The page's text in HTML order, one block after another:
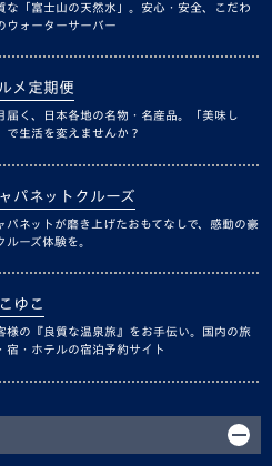
な「富士山の天然水」。安心・安全、こだわ
ウォーターサーバー
メ定期便
届く、日本各地の名物・名産品。「美味し
で生活を変えませんか？
パネットクルーズ
パネットが磨き上げたおもてなしで、感動の豪
ルーズ体験を。
ゆこ
様の『良質な温泉旅』をお手伝い。国内の旅
宿・ホテルの宿泊予約サイト